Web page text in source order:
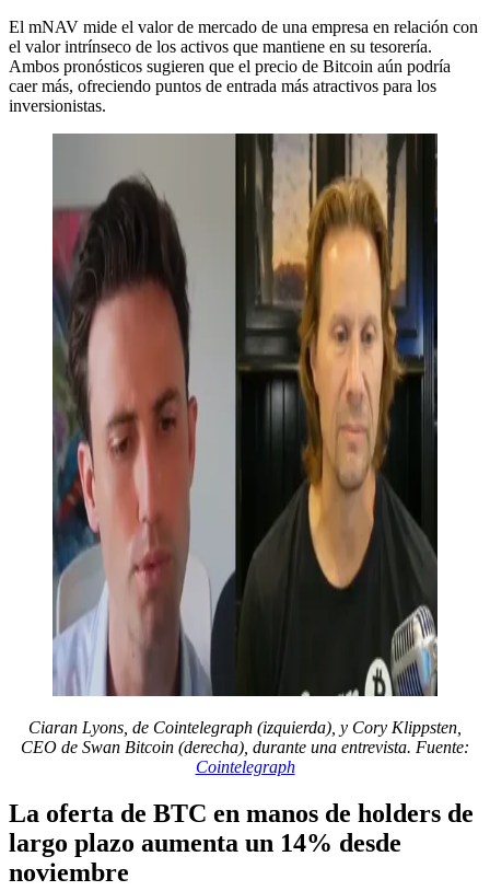
El mNAV mide el valor de mercado de una empresa en relación con
el valor intrínseco de los activos que mantiene en su tesorería.
Ambos pronósticos sugieren que el precio de Bitcoin aún podría
caer más, ofreciendo puntos de entrada más atractivos para los
inversionistas.
Ciaran Lyons, de Cointelegraph (izquierda), y Cory Klippsten,
CEO de Swan Bitcoin (derecha), durante una entrevista. Fuente:
Cointelegraph
La oferta de BTC en manos de holders de
largo plazo aumenta un 14% desde
noviembre